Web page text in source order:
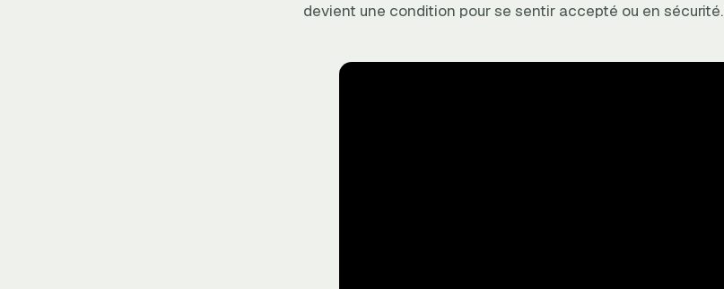
devient une condition pour se sentir accepté ou en sécurité.